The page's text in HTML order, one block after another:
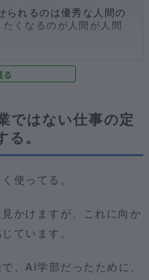
ンられるのは優秀な人間の
くなるのが人間が人間
】
ではない仕事の定
る。
使ってる。
かけますが、これに向か
ています。
、AI学部だったために、